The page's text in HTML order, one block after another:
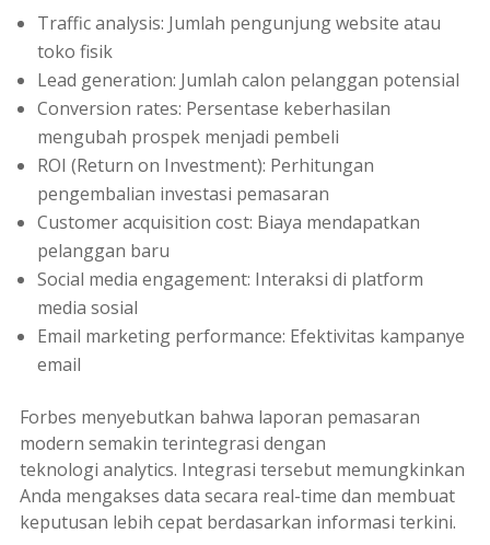
Traffic analysis: Jumlah pengunjung website atau
toko fisik
Lead generation: Jumlah calon pelanggan potensial
Conversion rates: Persentase keberhasilan
mengubah prospek menjadi pembeli
ROI (Return on Investment): Perhitungan
pengembalian investasi pemasaran
Customer acquisition cost: Biaya mendapatkan
pelanggan baru
Social media engagement: Interaksi di platform
media sosial
Email marketing performance: Efektivitas kampanye
email
Forbes menyebutkan bahwa laporan pemasaran
modern semakin terintegrasi dengan
teknologi analytics. Integrasi tersebut memungkinkan
Anda mengakses data secara real-time dan membuat
keputusan lebih cepat berdasarkan informasi terkini.